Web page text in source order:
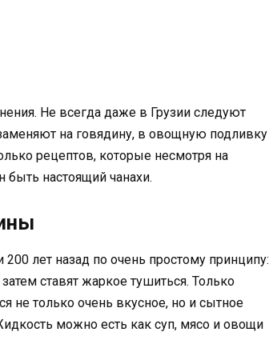
Не всегда даже в Грузии следуют
на говядину, в овощную подливку
рецептов, которые несмотря на
настоящий чанахи.
лет назад по очень простому принципу:
ставят жаркое тушиться. Только
не только очень вкусное, но и сытное
можно есть как суп, мясо и овощи